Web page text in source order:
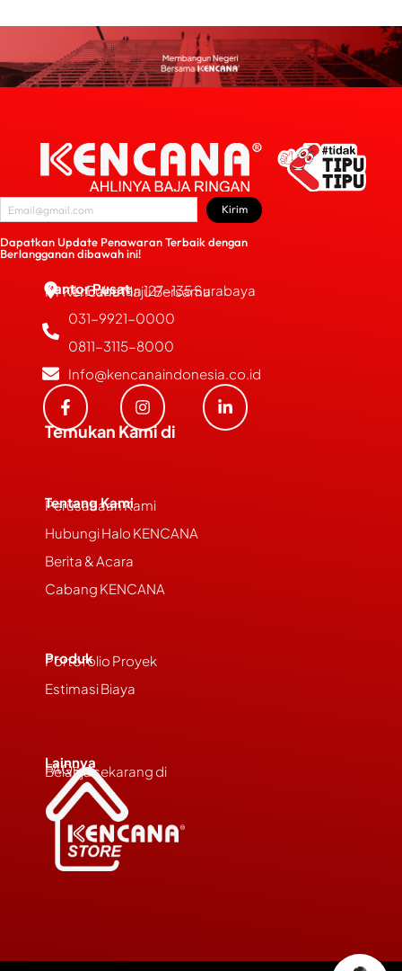
Dapatkan Update Penawaran Terbaik dengan
Berlangganan dibawah ini!
Kirim
Kantor Pusat
PT Kencana Maju Bersama
JL. Bubutan 127-135 Surabaya
031-9921-0000
0811-3115-8000
Info@kencanaindonesia.co.id
Temukan Kami di
Tentang Kami
Perusahaan Kami
Hubungi Halo KENCANA
Berita & Acara
Cabang KENCANA
Produk
Portofolio Proyek
Estimasi Biaya
Lainnya
FAQs
Belanja sekarang di